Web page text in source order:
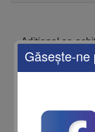
Adițional se
Tarifele sunt
Găseşte-ne